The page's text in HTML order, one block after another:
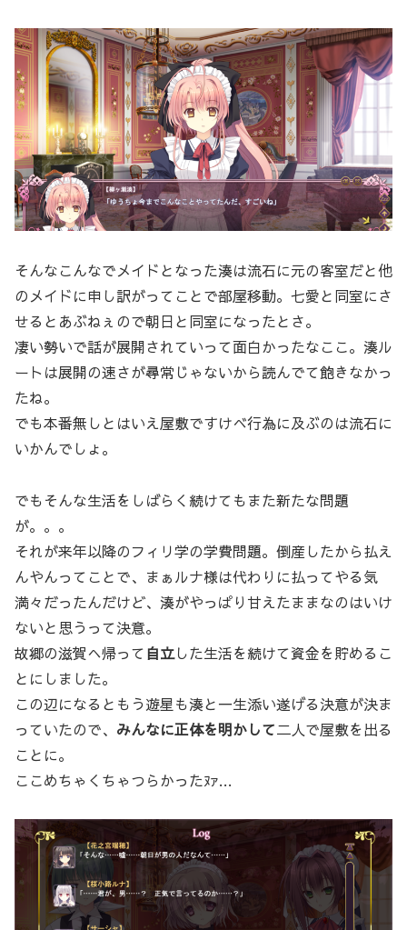
そんなこんなでメイドとなった湊は流石に元の客室だと他
のメイドに申し訳がってことで部屋移動。七愛と同室にさ
せるとあぶねぇので朝日と同室になったとさ。
凄い勢いで話が展開されていって面白かったなここ。湊ル
ートは展開の速さが尋常じゃないから読んでて飽きなかっ
たね。
でも本番無しとはいえ屋敷ですけべ行為に及ぶのは流石に
いかんでしょ。
でもそんな生活をしばらく続けてもまた新たな問題
が。。。
それが来年以降のフィリ学の学費問題。倒産したから払え
んやんってことで、まぁルナ様は代わりに払ってやる気
満々だったんだけど、湊がやっぱり甘えたままなのはいけ
ないと思うって決意。
故郷の滋賀へ帰って自立した生活を続けて資金を貯めるこ
とにしました。
この辺になるともう遊星も湊と一生添い遂げる決意が決ま
っていたので、 みんなに正体を明かして二人で屋敷を出る
ことに。
ここめちゃくちゃつらかったﾇｧ…